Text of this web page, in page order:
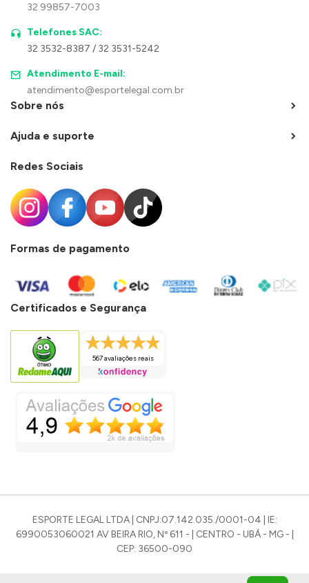
32 99857-7003
Telefones SAC:
32 3532-8387 / 32 3531-5242
Atendimento E-mail:
atendimento@esportelegal.com.br
Sobre nós
Ajuda e suporte
Redes Sociais
Formas de pagamento
Certificados e Segurança
567 avaliações reais
ESPORTE LEGAL LTDA | CNPJ:07.142.035./0001-04 | IE:
6990053060021 AV BEIRA RIO, Nº 611 - | CENTRO - UBÁ - MG - |
CEP: 36500-090